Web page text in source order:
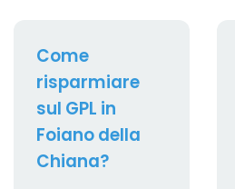
Come
risparmiare
sul GPL in
Foiano della
Chiana?